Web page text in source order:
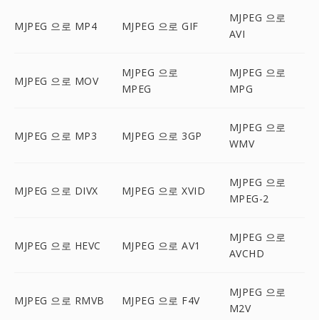
MJPEG 으로 MP4 MJPEG 으로 GIF
MJPEG 으로
AVI
MJPEG 으로 MOV
MJPEG 으로
MPEG
MJPEG 으로
MPG
MJPEG 으로 MP3 MJPEG 으로 3GP
MJPEG 으로
WMV
MJPEG 으로 DIVX MJPEG 으로 XVID
MJPEG 으로
MPEG-2
MJPEG 으로 HEVC MJPEG 으로 AV1
MJPEG 으로
AVCHD
MJPEG 으로 RMVB MJPEG 으로 F4V
MJPEG 으로
M2V